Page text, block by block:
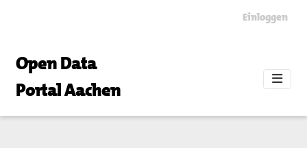
Einloggen
Open Data
Portal Aachen